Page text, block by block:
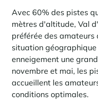
Votre séjour au coeur de la
Notre sélection pour profiter
des services
En savoir plus
L’été, nouvelle saison du
La montagne s’affirme de
dynamique l’été, avec une
plus longue, une
marqué des pratiques hors ski.
Inspirations séjours
Avec 60% des pistes
mètres d'altitude, Val
préférée des amateurs
situation
enneigement une
novembre et mai, les
accueillent les
conditions optimales.